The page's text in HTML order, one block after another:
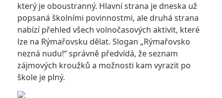
který je oboustranný. Hlavní strana je dneska už
popsaná školními povinnostmi, ale druhá strana
nabízí přehled všech volnočasových aktivit, které
lze na Rýmařovsku dělat. Slogan „Rýmařovsko
nezná nudu!“ správně předvídá, že seznam
zájmových kroužků a možnosti kam vyrazit po
škole je plný.